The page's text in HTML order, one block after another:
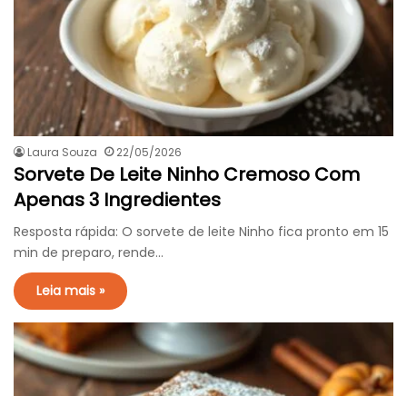
Laura Souza 22/05/2026
Sorvete De Leite Ninho Cremoso Com
Apenas 3 Ingredientes
Resposta rápida: O sorvete de leite Ninho fica pronto em 15
min de preparo, rende…
Leia mais »